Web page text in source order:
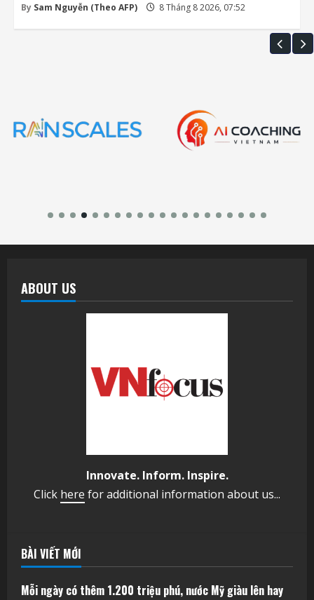
By Sam Nguyễn (Theo AFP) 8 Tháng 8 2026, 07:52
ABOUT US
Innovate. Inform. Inspire.
Click here for additional information about us...
BÀI VIẾT MỚI
Mỗi ngày có thêm 1.200 triệu phú, nước Mỹ giàu lên hay